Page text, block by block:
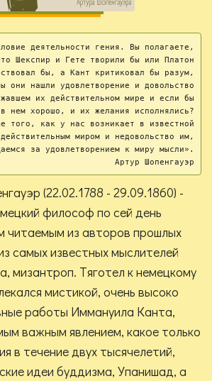
деятельности гения. Вы полагаете,
Шекспир и Гете творили бы или Платон
бы, а Кант критиковал бы разум,
они нашли удовлетворение и довольство
их действительном мире и если бы
нем хорошо, и их желания исполнялись?
того, как у нас возникает в известной
миром и недовольство им,
за удовлетворением к миру мысли».
Артур Шопенгауэр
(22.02.1788 - 29.09.1860) -
философ по сей день
читаемым из авторов прошлых
самых известных мыслителей
мизантроп. Тяготел к немецкому
мистикой, очень высоко
работы Иммануила Канта,
важным явлением, какое только
в течение двух тысячелетий,
идеи буддизма, Упанишад, а